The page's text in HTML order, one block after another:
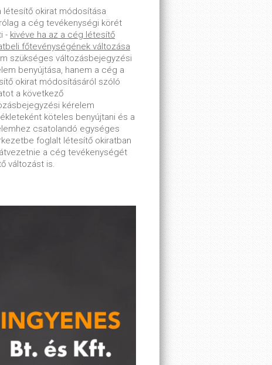
létesítő okirat módosítása
a cég tevékenységi körét
- kivéve ha az a cég létesítő
főtevénységének változása
szükséges változásbejegyzési
benyújtása, hanem a cég a
okirat módosításáról szóló
a következő
kérelem
köteles benyújtani és a
csatolandó egységes
foglalt létesítő okiratban
a cég tevékenységét
változást is.